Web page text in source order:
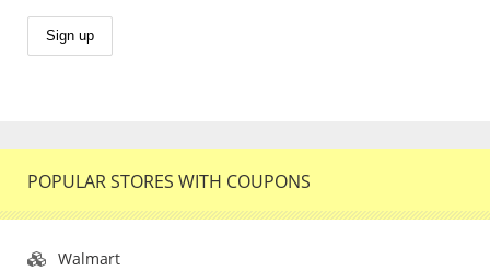
POPULAR STORES WITH COUPONS
Walmart